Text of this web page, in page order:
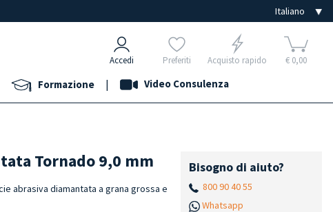
Accedi Preferiti Acquisto rapido € 0,00
Formazione | Video Consulenza
Tornado 9,0 mm
abrasiva diamantata a grana grossa e
Bisogno di aiuto?
800 90 40 55
Whatsapp